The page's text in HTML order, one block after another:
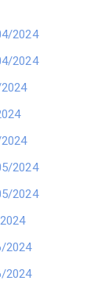
2024
2024
2024
2024
2024
2024